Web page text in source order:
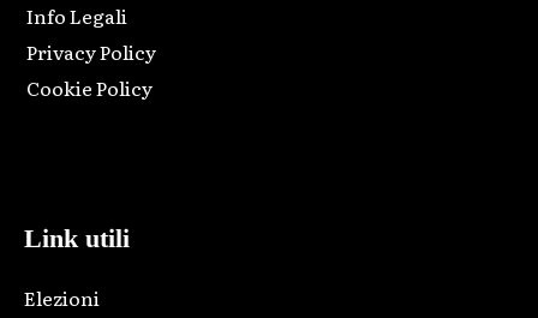
Info Legali
Privacy Policy
Cookie Policy
Link utili
Elezioni